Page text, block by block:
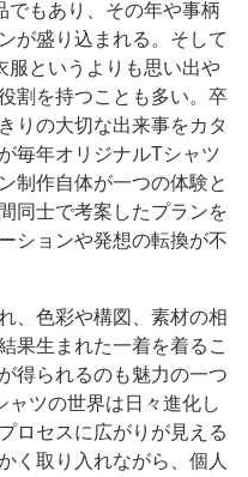
でもあり、その年や事柄
が盛り込まれる。そして
服というよりも思い出や
割を持つことも多い。卒
りの大切な出来事をカタ
毎年オリジナルTシャツ
制作自体が一つの体験と
同士で考案したプランを
ションや発想の転換が不
、色彩や構図、素材の相
果生まれた一着を着るこ
得られるのも魅力の一つ
ャツの世界は日々進化し
ロセスに広がりが見える
く取り入れながら、個人